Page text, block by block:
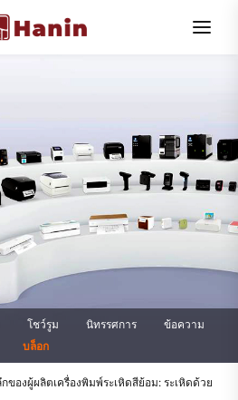
โชว์รูม นิทรรศการ
ข้อความ
บล็อก
ของผู้ผลิตเครื่องพิมพ์ระเหิดสีย้อม: ระเหิดด้วย